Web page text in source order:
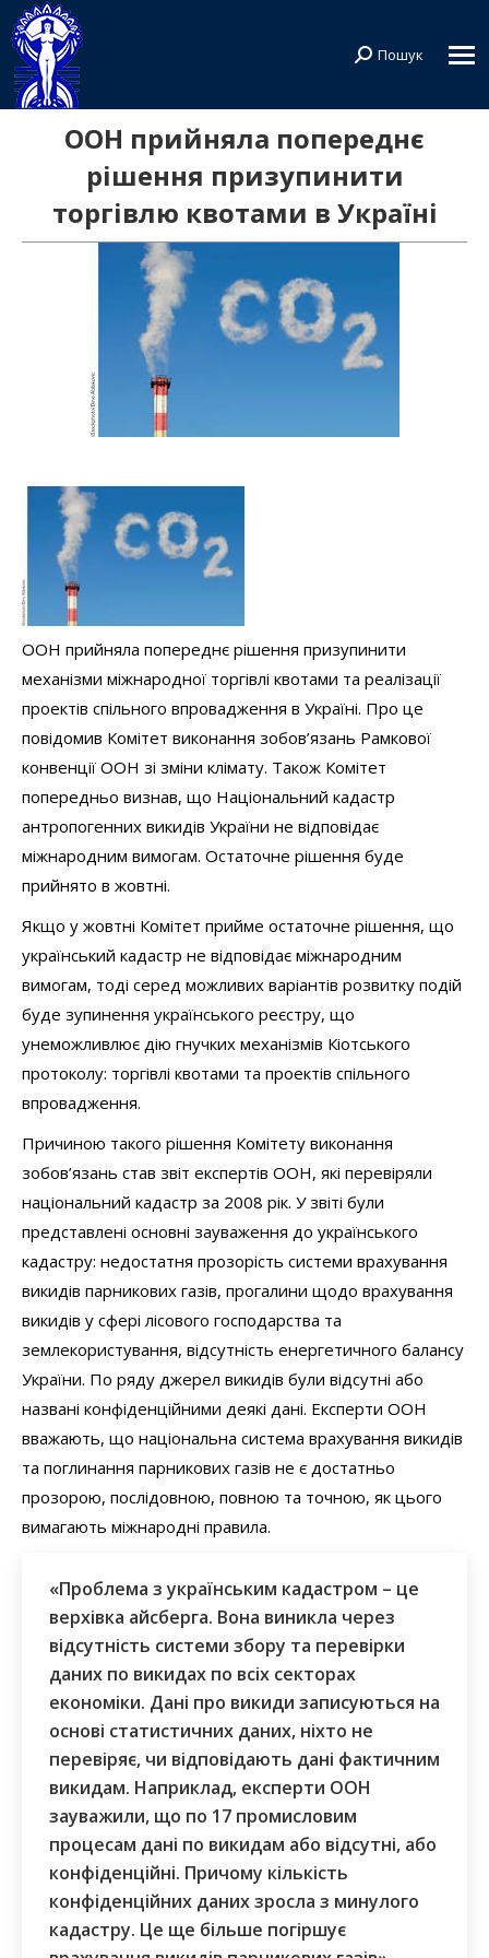
Search:
Пошук
ООН прийняла попереднє
рішення призупинити
торгівлю квотами в Україні
ООН прийняла попереднє рішення призупинити
механізми міжнародної торгівлі квотами та реалізації
проектів спільного впровадження в Україні. Про це
повідомив Комітет виконання зобов’язань Рамкової
конвенції ООН зі зміни клімату. Також Комітет
попередньо визнав, що Національний кадастр
антропогенних викидів України не відповідає
міжнародним вимогам. Остаточне рішення буде
прийнято в жовтні.
Якщо у жовтні Комітет прийме остаточне рішення, що
український кадастр не відповідає міжнародним
вимогам, тоді серед можливих варіантів розвитку подій
буде зупинення українського реєстру, що
унеможливлює дію гнучких механізмів Кіотського
протоколу: торгівлі квотами та проектів спільного
впровадження.
Причиною такого рішення Комітету виконання
зобов’язань став звіт експертів ООН, які перевіряли
національний кадастр за 2008 рік. У звіті були
представлені основні зауваження до українського
кадастру: недостатня прозорість системи врахування
викидів парникових газів, прогалини щодо врахування
викидів у сфері лісового господарства та
землекористування, відсутність енергетичного балансу
України. По ряду джерел викидів були відсутні або
названі конфіденційними деякі дані. Експерти ООН
вважають, що національна система врахування викидів
та поглинання парникових газів не є достатньо
прозорою, послідовною, повною та точною, як цього
вимагають міжнародні правила.
«Проблема з українським кадастром – це
верхівка айсберга. Вона виникла через
відсутність системи збору та перевірки
даних по викидах по всіх секторах
економіки. Дані про викиди записуються на
основі статистичних даних, ніхто не
перевіряє, чи відповідають дані фактичним
викидам. Наприклад, експерти ООН
зауважили, що по 17 промисловим
процесам дані по викидам або відсутні, або
конфіденційні. Причому кількість
конфіденційних даних зросла з минулого
кадастру. Це ще більше погіршує